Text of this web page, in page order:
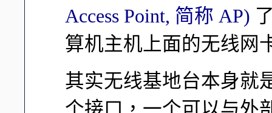
Access Point, 简称 AP)
算机主机上面的无线网
其实无线基地台本身就